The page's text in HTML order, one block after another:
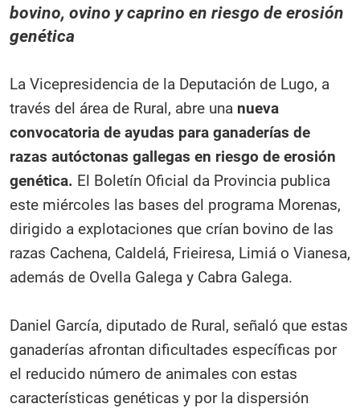
bovino, ovino y caprino en riesgo de erosión
genética
La Vicepresidencia de la Deputación de Lugo, a
través del área de Rural, abre una nueva
convocatoria de ayudas para ganaderías de
razas autóctonas gallegas en riesgo de erosión
genética. El Boletín Oficial da Provincia publica
este miércoles las bases del programa Morenas,
dirigido a explotaciones que crían bovino de las
razas Cachena, Caldelá, Frieiresa, Limiá o Vianesa,
además de Ovella Galega y Cabra Galega.
Daniel García, diputado de Rural, señaló que estas
ganaderías afrontan dificultades específicas por
el reducido número de animales con estas
características genéticas y por la dispersión